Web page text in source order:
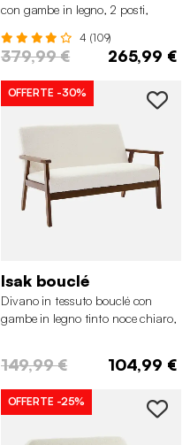
con gambe in legno, 2 posti,
4 (109)
379,99 € 265,99 €
OFFERTE -30%
Isak bouclé
Divano in tessuto bouclé con
gambe in legno tinto noce chiaro,
149,99 € 104,99 €
OFFERTE -25%